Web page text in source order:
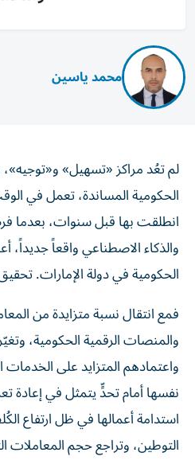
محمد ياسين
الحكومية المساندة، تعمل في
انطلقت بها قبل سنوات، بعدما
والذكاء الاصطناعي واقعاً
الحكومية في دولة الإمارات.
والمنصات الرقمية الحكومية،
واعتمادهم المتزايد على الخدمات
نفسها أمام تحدٍّ يتمثل في إعادة
استدامة أعمالها في ظل ارتفاع
التوطين، وتراجع حجم المعاملات